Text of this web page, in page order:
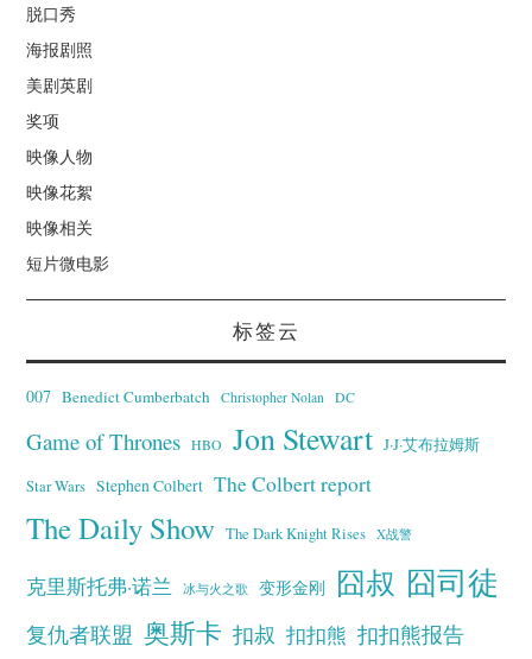
脱口秀
海报剧照
美剧英剧
奖项
映像人物
映像花絮
映像相关
短片微电影
标签云
007 Benedict Cumberbatch Christopher Nolan DC
Game of Thrones HBO Jon Stewart J·J·艾布拉姆斯
Star Wars Stephen Colbert The Colbert report
The Daily Show The Dark Knight Rises X战警
克里斯托弗·诺兰 冰与火之歌 变形金刚 囧叔 囧司徒
复仇者联盟 奥斯卡 扣叔 扣扣熊 扣扣熊报告